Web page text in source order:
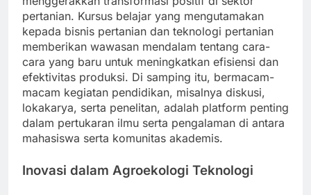
pertanian. Kursus belajar yang mengutamakan
kepada bisnis pertanian dan teknologi pertanian
memberikan wawasan mendalam tentang cara-
cara yang baru untuk meningkatkan efisiensi dan
efektivitas produksi. Di samping itu, bermacam-
macam kegiatan pendidikan, misalnya diskusi,
lokakarya, serta penelitan, adalah platform penting
dalam pertukaran ilmu serta pengalaman di antara
mahasiswa serta komunitas akademis.
Inovasi dalam Agroekologi Teknologi